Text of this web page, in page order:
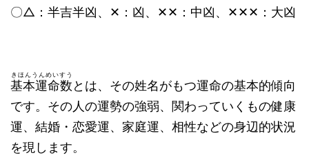
〇△：半吉半凶、✕：凶、✕✕：中凶、✕✕✕：大凶
基本運命数
きほんうんめいすう
とは、その姓名がもつ運命の基本的傾向
です。その人の運勢の強弱、関わっていくもの健康
運、結婚・恋愛運、家庭運、相性などの身辺的状況
を現します。